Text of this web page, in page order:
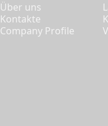
Über uns
Kontakte
Company Profile